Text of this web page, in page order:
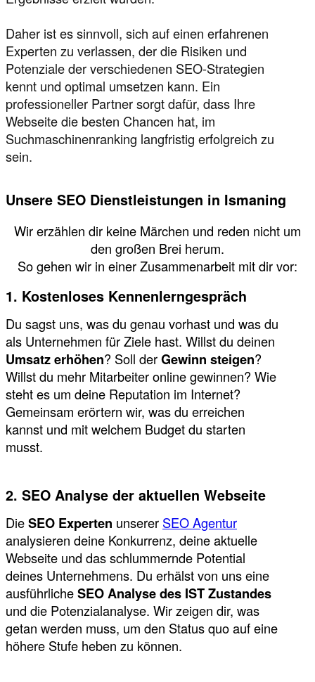
Daher ist es sinnvoll, sich auf einen erfahrenen
Experten zu verlassen, der die Risiken und
Potenziale der verschiedenen SEO-Strategien
kennt und optimal umsetzen kann. Ein
professioneller Partner sorgt dafür, dass Ihre
Webseite die besten Chancen hat, im
Suchmaschinenranking langfristig erfolgreich zu
sein.
Unsere SEO Dienstleistungen in Ismaning
Wir erzählen dir keine Märchen und reden nicht um
den großen Brei herum.
So gehen wir in einer Zusammenarbeit mit dir vor:
1. Kostenloses Kennenlerngespräch
Du sagst uns, was du genau vorhast und was du
als Unternehmen für Ziele hast. Willst du deinen
Umsatz erhöhen? Soll derGewinn steigen?
Willst du mehr Mitarbeiter online gewinnen? Wie
steht es um deine Reputation im Internet?
Gemeinsam erörtern wir, was du erreichen
kannst und mit welchem Budget du starten
musst.
2. SEO Analyse der aktuellen Webseite
DieSEO Experten unserer SEO Agentur
analysieren deine Konkurrenz, deine aktuelle
Webseite und das schlummernde Potential
deines Unternehmens. Du erhälst von uns eine
ausführlicheSEO Analyse des IST Zustandes
und die Potenzialanalyse. Wir zeigen dir, was
getan werden muss, um den Status quo auf eine
höhere Stufe heben zu können.